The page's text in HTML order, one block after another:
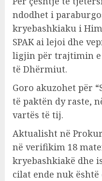
ndodhet i
kryebashkiaku i
SPAK ai lejoi dhe
ligjin për trajtimin e
të Dhërmiut.
Goro akuzohet për
të paktën dy raste,
vartës të tij.
Aktualisht në
në verifikim 18
kryebashkiakë dhe
cilat ende nuk